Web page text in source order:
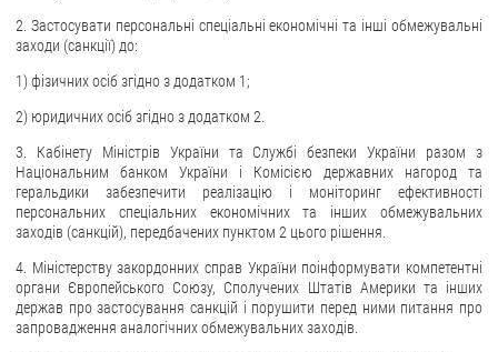
2. Застосувати персональні спеціальні економічні та інші обмежувальні
заходи (санкції) до:
1) фізичних осіб згідно з додатком 1;
2) юридичних осіб згідно з додатком 2.
3. Кабінету Міністрів України та Службі безпеки України разом з
Національним банком України і Комісією державних нагород та
геральдики забезпечити реалізацію і моніторинг ефективності
персональних спеціальних економічних та інших обмежувальних
заходів (санкцій), передбачених пунктом 2 цього рішення.
4. Міністерству закордонних справ України поінформувати компетентні
органи Європейського Союзу, Сполучених Штатів Америки та інших
держав про застосування санкцій і порушити перед ними питання про
запровадження аналогічних обмежувальних заходів.